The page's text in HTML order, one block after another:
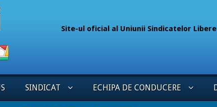
Site-ul oficial al Uniunii Sindicatelor
SINDICAT ECHIPA DE CONDUCERE